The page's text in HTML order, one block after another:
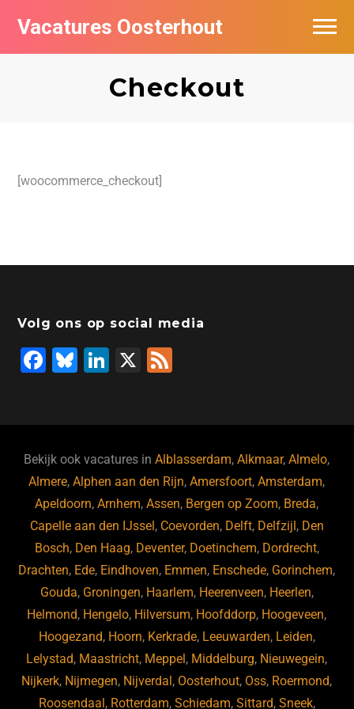
Vacatures Oosterhout
Checkout
[woocommerce_checkout]
Volg ons op social media
F
b
o
o
k
Bl
ky
Li
dI
n
X
Bekijk ook vacatures inAlblasserdam,Alkmaar,Almelo,
Almere,Alphen aan den Rijn,Amersfoort,Amsterdam,
Apeldoorn,Arnhem,Assen, Bergen op Zoom, Breda,
Capelle aan den IJssel, Coevorden, Delft, Delfzijl, Den
Bosch, Den Haag, Deventer, Doetinchem, Dordrecht,
Drachten, Ede, Eindhoven, Emmen, Enschede, Gorinchem,
Gouda, Groningen, Haarlem, Heerenveen, Heerlen,
Helmond, Hengelo, Hilversum, Hoofddorp, Hoogeveen,
Hoogezand, Hoorn, Kerkrade, Leeuwarden, Leiden,
Lelystad, Maastricht, Meppel, Middelburg, Nieuwegein,
Nijkerk, Nijmegen, Nijverdal, Oosterhout, Oss, Roermond,
Roosendaal, Rotterdam, Schiedam, Sittard, Sneek,
Vacatures per bedrijf